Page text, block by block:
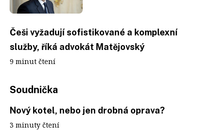
Češi vyžadují sofistikované a komplexní
služby, říká advokát Matějovský
9 minut čtení
Soudnička
Nový kotel, nebo jen drobná oprava?
3 minuty čtení